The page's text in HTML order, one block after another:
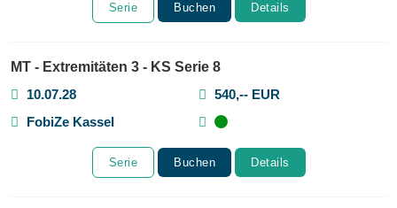
Serie Buchen Details
MT - Extremitäten 3 - KS Serie 8
10.07.28
540,-- EUR
FobiZe Kassel
Serie Buchen Details